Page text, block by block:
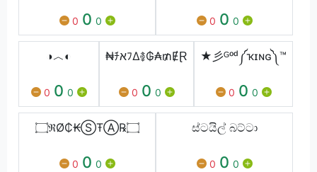
0 0 0 0 0 0
◑︿◐
0 0 0
₦ﾁאﾌΔ࿅₲₳₥ɆⱤ
0 0 0
★彡ᴳᵒᵈ༼ҡɪɴɢ༽™️
0 0 0
۝ℜØ₵₭ⓈŦⒶ℞۝
0 0 0
ස්ටයිල් බට්ටා
0 0 0